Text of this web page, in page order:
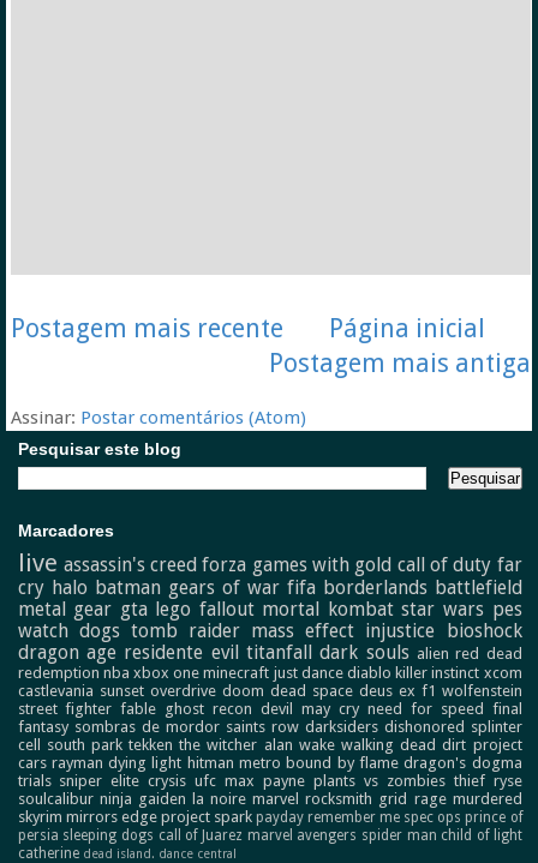
Postagem mais recente
Postagem mais antiga
Página inicial
Assinar: Postar comentários (Atom)
Pesquisar este blog
Marcadores
live assassin's creed forza games with gold call of duty far
cry halo batman gears of war fifa borderlands battlefield
metal gear gta lego fallout mortal kombat star wars pes
watch dogs tomb raider mass effect injustice bioshock
dragon age residente evil titanfall dark souls alien red dead
redemption nba xbox one minecraft just dance diablo killer instinct xcom
castlevania sunset overdrive doom dead space deus ex f1 wolfenstein
street fighter fable ghost recon devil may cry need for speed final
fantasy sombras de mordor saints row darksiders dishonored splinter
cell
south park tekken the witcher alan wake walking dead dirt project
cars rayman dying light hitman metro bound by flame dragon's dogma
trials sniper elite crysis ufc max payne plants vs zombies thief ryse
soulcalibur ninja gaiden la noire marvel rocksmith grid rage murdered
skyrim mirrors edge project spark payday remember me spec ops prince of
persia sleeping dogs call of Juarez marvel avengers spider man child of light
catherine dead island. dance central